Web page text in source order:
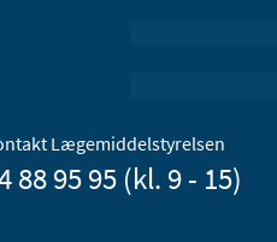
Lægemiddelstyrelsen
88 95 95 (kl. 9 - 15)